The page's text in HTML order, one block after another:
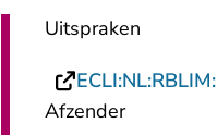
Uitspraken
Afzender